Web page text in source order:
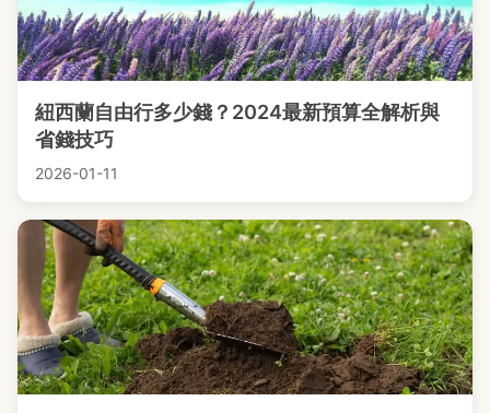
紐西蘭自由行多少錢？2024最新預算全解析與
省錢技巧
2026-01-11